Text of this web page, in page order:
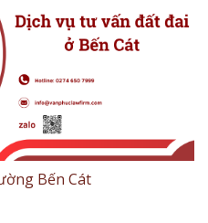
Bến Cát